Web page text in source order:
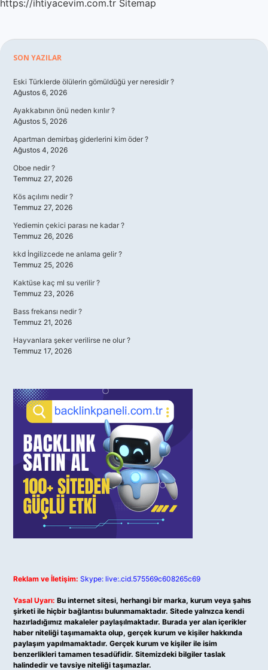
https://ihtiyacevim.com.tr Sitemap
Sidebar
SON YAZILAR
Eski Türklerde ölülerin gömüldüğü yer neresidir ?
Ağustos 6, 2026
Ayakkabının önü neden kırılır ?
Ağustos 5, 2026
Apartman demirbaş giderlerini kim öder ?
Ağustos 4, 2026
Oboe nedir ?
Temmuz 27, 2026
Kös açılımı nedir ?
Temmuz 27, 2026
Yediemin çekici parası ne kadar ?
Temmuz 26, 2026
kkd İngilizcede ne anlama gelir ?
Temmuz 25, 2026
Kaktüse kaç ml su verilir ?
Temmuz 23, 2026
Bass frekansı nedir ?
Temmuz 21, 2026
Hayvanlara şeker verilirse ne olur ?
Temmuz 17, 2026
Reklam ve İletişim: Skype: live:.cid.575569c608265c69
Yasal Uyarı: Bu internet sitesi, herhangi bir marka, kurum veya şahıs
şirketi ile hiçbir bağlantısı bulunmamaktadır. Sitede yalnızca kendi
hazırladığımız makaleler paylaşılmaktadır. Burada yer alan içerikler
haber niteliği taşımamakta olup, gerçek kurum ve kişiler hakkında
paylaşım yapılmamaktadır. Gerçek kurum ve kişiler ile isim
benzerlikleri tamamen tesadüfidir. Sitemizdeki bilgiler taslak
halindedir ve tavsiye niteliği taşımazlar.